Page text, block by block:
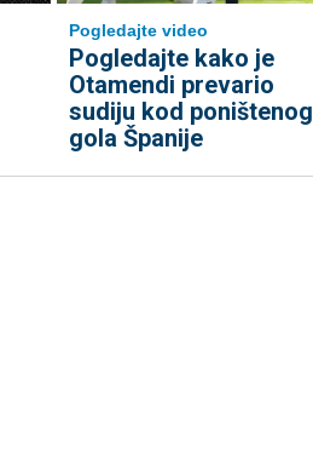
Pogledajte video
Pogledajte kako je
Otamendi prevario
sudiju kod poništenog
gola Španije